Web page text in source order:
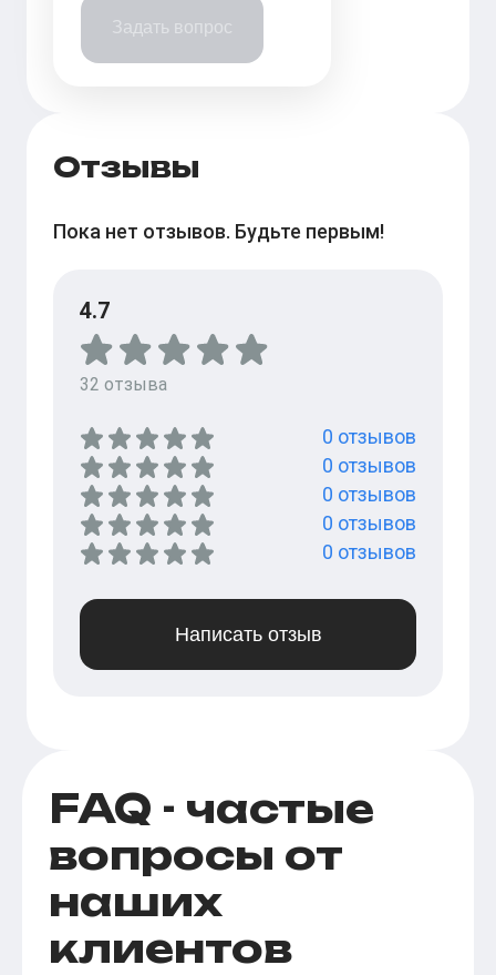
Задать вопрос
Отзывы
Пока нет отзывов. Будьте первым!
4.7
32 отзыва
0 отзывов
0 отзывов
0 отзывов
0 отзывов
0 отзывов
Написать отзыв
FAQ - частые
вопросы от
наших
клиентов